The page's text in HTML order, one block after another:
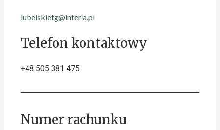
lubelskietg@interia.pl
Telefon kontaktowy
+48 505 381 475
Numer rachunku